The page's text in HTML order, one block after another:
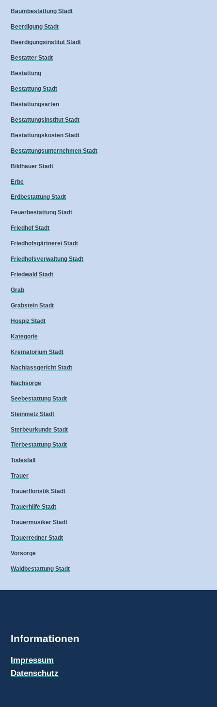
Baumbestattung Stadt
Beerdigung Stadt
Beerdigungsinstitut Stadt
Bestatter Stadt
Bestattung
Bestattung Stadt
Bestattungsarten
Bestattungsinstitut Stadt
Bestattungskosten Stadt
Bestattungsunternehmen Stadt
Bildhauer Stadt
Erbe
Erdbestattung Stadt
Feuerbestattung Stadt
Friedhof Stadt
Friedhofsgärtnerei Stadt
Friedhofsverwaltung Stadt
Friedwald Stadt
Grab
Grabstein Stadt
Hospiz Stadt
Kategorie
Krematorium Stadt
Nachlassgericht Stadt
Nachsorge
Seebestattung Stadt
Steinmetz Stadt
Sterbeurkunde Stadt
Tierbestattung Stadt
Todesfall
Trauer
Trauerfloristik Stadt
Trauerhilfe Stadt
Trauermusiker Stadt
Trauerredner Stadt
Vorsorge
Waldbestattung Stadt
Informationen
Impressum
Datenschutz